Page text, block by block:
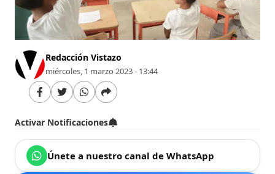
Redacción Vistazo
miércoles, 1 marzo 2023 - 13:44
Activar Notificaciones
Únete a nuestro canal de WhatsApp